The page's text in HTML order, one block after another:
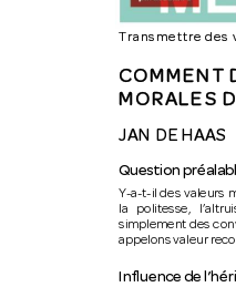
Transmettre des
COMMENT
MORALES
JAN  DE HAAS
Question
Y-a-t-il des valeurs
la
politesse,
simplement des
appelons valeur
Influence de l’héri